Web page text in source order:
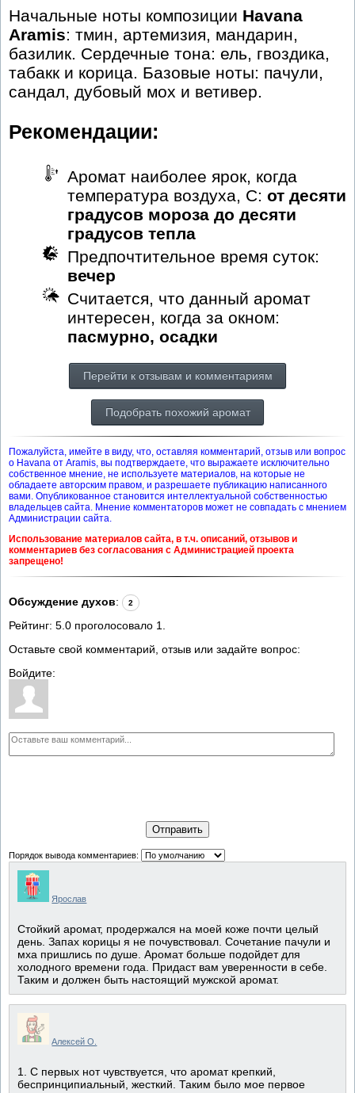
Начальные ноты композиции Havana
Aramis: тмин, артемизия, мандарин,
базилик. Сердечные тона: ель, гвоздика,
табакк и корица. Базовые ноты: пачули,
сандал, дубовый мох и ветивер.
Рекомендации:
Аромат наиболее ярок, когда
температура воздуха, С: от десяти
градусов мороза до десяти
градусов тепла
Предпочтительное время суток:
вечер
Считается, что данный аромат
интересен, когда за окном:
пасмурно, осадки
Перейти к отзывам и комментариям
Подобрать похожий аромат
Пожалуйста, имейте в виду, что, оставляя комментарий, отзыв или вопрос
о Havana от Aramis, вы подтверждаете, что выражаете исключительно
собственное мнение, не используете материалов, на которые не
обладаете авторским правом, и разрешаете публикацию написанного
вами. Опубликованное становится интеллектуальной собственностью
владельцев сайта. Мнение комментаторов может не совпадать с мнением
Администрации сайта.
Использование материалов сайта, в т.ч. описаний, отзывов и
комментариев без согласования с Администрацией проекта
запрещено!
Обсуждение духов: 2
Рейтинг: 5.0 проголосовало 1
Оставьте свой комментарий, отзыв или задайте вопрос:
Войдите:
Отправить
Порядок вывода комментариев:
Ярослав
Стойкий аромат, продержался на моей коже почти целый
день. Запах корицы я не почувствовал. Сочетание пачули и
мха пришлись по душе. Аромат больше подойдет для
холодного времени года. Придаст вам уверенности в себе.
Таким и должен быть настоящий мужской аромат.
Алексей О.
1. С первых нот чувствуется, что аромат крепкий,
беспринципиальный, жесткий. Таким было мое первое